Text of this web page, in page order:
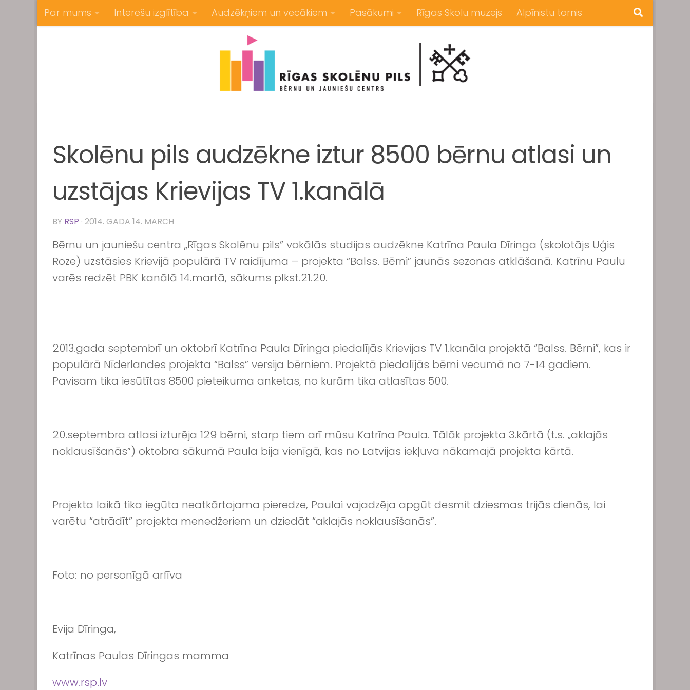
Skip to content
Par mums Interešu izglītība Audzēkņiem un vecākiem Pasākumi Rīgas Skolu muzejs Alpīnistu tornis
Skolēnu pils audzēkne iztur 8500 bērnu atlasi un
uzstājas Krievijas TV 1.kanālā
BY RSP · 2014. GADA 14. MARCH
Bērnu un jauniešu centra „Rīgas Skolēnu pils” vokālās studijas audzēkne Katrīna Paula Dīringa (skolotājs Uģis
Roze) uzstāsies Krievijā populārā TV raidījuma – projekta “Balss. Bērni” jaunās sezonas atklāšanā. Katrīnu Paulu
varēs redzēt PBK kanālā 14.martā, sākums plkst.21.20.
2013.gada septembrī un oktobrī Katrīna Paula Dīringa piedalījās Krievijas TV 1.kanāla projektā “Balss. Bērni”, kas ir
populārā Nīderlandes projekta “Balss” versija bērniem. Projektā piedalījās bērni vecumā no 7-14 gadiem.
Pavisam tika iesūtītas 8500 pieteikuma anketas, no kurām tika atlasītas 500.
20.septembra atlasi izturēja 129 bērni, starp tiem arī mūsu Katrīna Paula. Tālāk projekta 3.kārtā (t.s. „aklajās
noklausīšanās”) oktobra sākumā Paula bija vienīgā, kas no Latvijas iekļuva nākamajā projekta kārtā.
Projekta laikā tika iegūta neatkārtojama pieredze, Paulai vajadzēja apgūt desmit dziesmas trijās dienās, lai
varētu “atrādīt” projekta menedžeriem un dziedāt “aklajās noklausīšanās”.
Foto: no personīgā arfīva
Evija Dīringa,
Katrīnas Paulas Dīringas mamma
www.rsp.lv